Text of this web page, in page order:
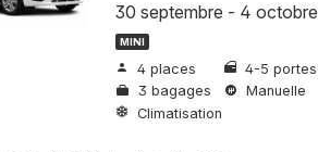
30 septembre - 4 octobre
MINI
4 places
4-5 portes
3 bagages
Manuelle
Climatisation